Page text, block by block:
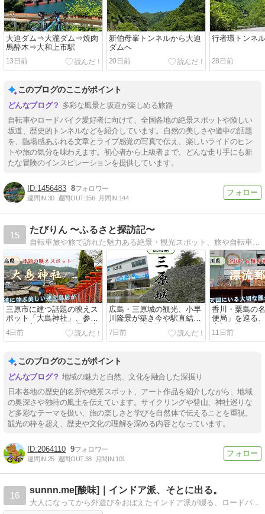
大迫ダム⇒大瀧ダム⇒焼肉
馬酔木⇒大和上市駅
13日前
新伯母峯トンネルから大迫
ダムへ
20日前
行者環トンネ
28日前
このブログのここがポイント
多彩な風景と坂道が楽しめる旅路
自転車やロードバイク愛好者に向けて、全国各地の絶景スポットや険しい
坂道、歴史的トンネルなどを紹介しています。自然の美しさや道中の話題
を、臨場感あふれる文章とライブ感覚の写真で伝え、楽しいライドのヒン
トや旅の気分を味わえます。初心者から上級者まで、どんな走り手にも新
たな冒険のインスピレーションを提供しています。
1456483 8
週間IN:30 週間OUT:156 月間IN:144
15
たびりん 〜ふるさと探訪記〜
自転車旅や旅で訪れた魅力ある絶景・観光スポット、旅や自転車全般に役立つ情報を発信しています。
三原市に建つ話題の映えス
ポット「大島神社」、参道
に並ぶ美しい連立鳥居を歩
く
4日前
広島・三原城の観光、小早
川隆景が築き今や駅直結の
珍しい海城を巡る
7日前
香川・粟島の
便局」を巡る
大切な誰かへ
う
11日前
このブログのここがポイント
地域の魅力と自然、文化を融合した深掘り
日本各地の歴史的名所や絶景スポット、アート作品を紹介しながら、地域
の奥深さや独特の風土を伝えています。サイクリングや登山、神社巡りな
ど多彩なテーマを扱い、旅の楽しさと学びを自然体で伝えることを重視。
観光の枠を超え、歴史や文化の理解を深める内容となっています。
2064110 9
週間IN:25 週間OUT:38 月間IN:101
16
sunnn.me[酸味]｜インドア派、そとに出る。
大人になってから外遊びをおぼえたインドア派が綴る、ロードバイク・旅行を中心としたBLOGです！ライドやレジャーがもっと楽しくなる情報をお届けします。